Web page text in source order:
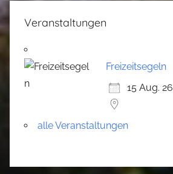
Veranstaltungen
Freizeitsegeln
15 Aug. 26
alle Veranstaltungen